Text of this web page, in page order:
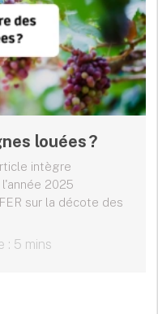
louées ?
intègre
2025
sur la décote des
: 5 mins